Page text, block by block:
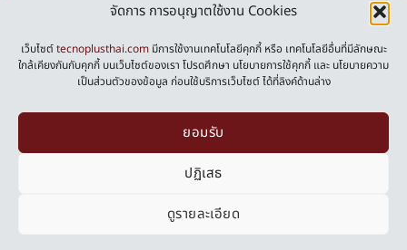
จัดการ การอนุญาตใช้งาน Cookies
เว็บไซต์tecnoplusthai.comมีการใช้งานเทคโนโลยีคุกกี้ หรือ เทคโนโลยีอื่นที่มีลักษณะ
ใกล้เคียงกันกับคุกกี้ บนเว็บไซต์ของเรา โปรดศึกษา นโยบายการใช้คุกกี้ และ นโยบายความ
เป็นส่วนตัวของข้อมูล ก่อนใช้บริการเว็บไซต์ ได้ที่ลิงค์ด้านล่าง
ยอมรับ
ปฏิเสธ
ดูรายละเอียด
Privacy Policy
Cookies Policy